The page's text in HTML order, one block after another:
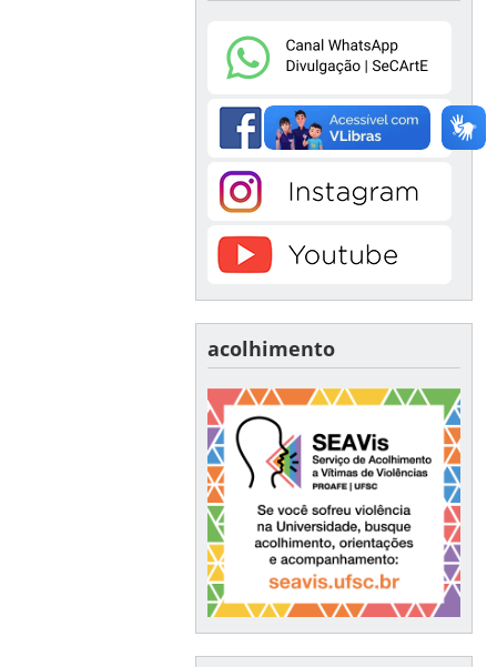
acolhimento